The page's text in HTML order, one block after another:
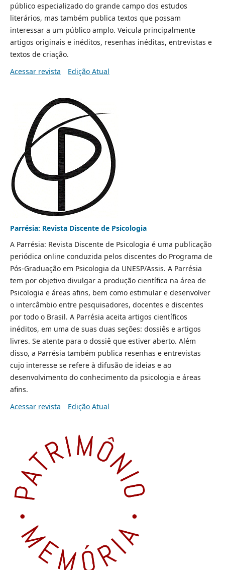
público especializado do grande campo dos estudos
literários, mas também publica textos que possam
interessar a um público amplo. Veicula principalmente
artigos originais e inéditos, resenhas inéditas, entrevistas e
textos de criação.
Acessar revista
Edição Atual
Parrésia: Revista Discente de Psicologia
A Parrésia: Revista Discente de Psicologia é uma publicação
periódica online conduzida pelos discentes do Programa de
Pós-Graduação em Psicologia da UNESP/Assis. A Parrésia
tem por objetivo divulgar a produção científica na área de
Psicologia e áreas afins, bem como estimular e desenvolver
o intercâmbio entre pesquisadores, docentes e discentes
por todo o Brasil. A Parrésia aceita artigos científicos
inéditos, em uma de suas duas seções: dossiês e artigos
livres. Se atente para o dossiê que estiver aberto. Além
disso, a Parrésia também publica resenhas e entrevistas
cujo interesse se refere à difusão de ideias e ao
desenvolvimento do conhecimento da psicologia e áreas
afins.
Acessar revista
Edição Atual